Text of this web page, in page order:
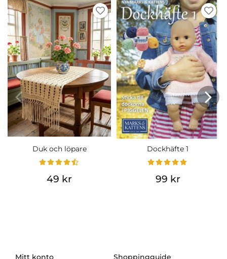
Duk och löpare
49 kr
Dockhäfte 1
99 kr
Mitt konto Shoppingguide